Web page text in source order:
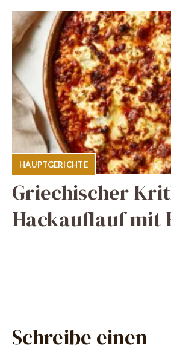
HAUPTGERICHTE
Griechischer
Hackauflauf mit
Schreibe einen